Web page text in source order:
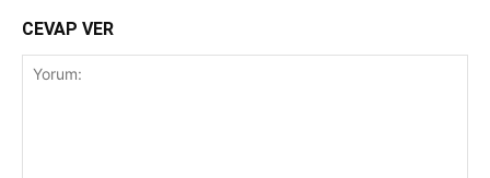
CEVAP VER